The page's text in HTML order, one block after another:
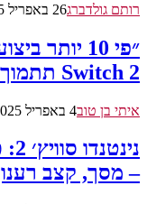
רותם גולדברג26 באפריל 2025
Switch 2 תתמוך ב-Nvidia DLSS
איתי בן טוב4 באפריל 2025
– מסך, קצב